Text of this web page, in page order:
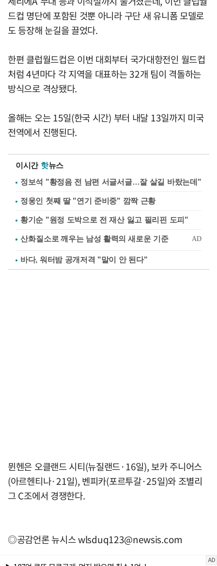
드컵 명단에 포함된 것뿐 아니라 구단 새 유니폼 모델로
도 등장해 눈길을 끌었다.
한편 클럽월드컵은 이번 대회부터 국가대항전인 월드컵
처럼 4년마다 각 지역을 대표하는 32개 팀이 격돌하는
방식으로 격상됐다.
올해는 오는 15일(한국 시간) 부터 내달 13일까지 미국
전역에서 진행된다.
이시간 핫뉴스
정보석 "황정음 전 남편 서글서글…잘 살길 바랐는데"
정웅인 첫째 딸 "연기 준비중" 깜짝 근황
황기순 "원정 도박으로 전 재산 잃고 필리핀 도피"
바다, 워터밤 공개저격 "말이 안 된다"
뮌헨은 오클랜드 시티(뉴질랜드·16일), 보카 주니어스
(아르헨티나·21일), 벤피카(포르투갈·25일)와 조별리
그 C조에서 경쟁한다.
◎공감언론 뉴시스wlsduq123@newsis.com